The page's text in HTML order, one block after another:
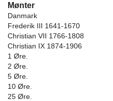
Mønter
Danmark
Frederik III 1641-1670
Christian VII 1766-1808
Christian IX 1874-1906
1 Øre.
2 Øre.
5 Øre.
10 Øre.
25 Øre.